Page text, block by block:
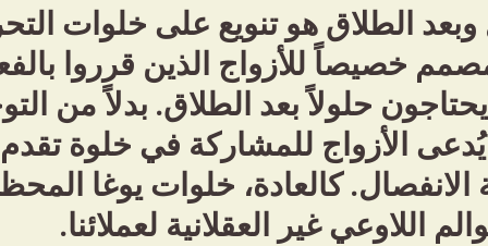
وبعد الطلاق هو تنويع على خلوات
خصيصاً للأزواج الذين قرروا
حلولاً بعد الطلاق. بدلاً من
الأزواج للمشاركة في خلوة
الانفصال. كالعادة، خلوات يوغا
اللاوعي غير العقلانية لعملائنا.